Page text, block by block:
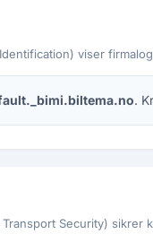
viser
.
Transport Security)